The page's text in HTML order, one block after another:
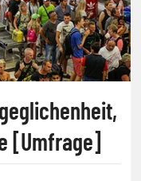
[Umfrage]